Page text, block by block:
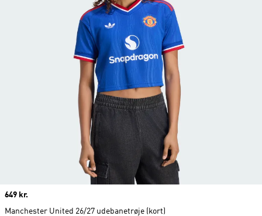
Price
649 kr.
Manchester United 26/27 udebanetrøje (kort)